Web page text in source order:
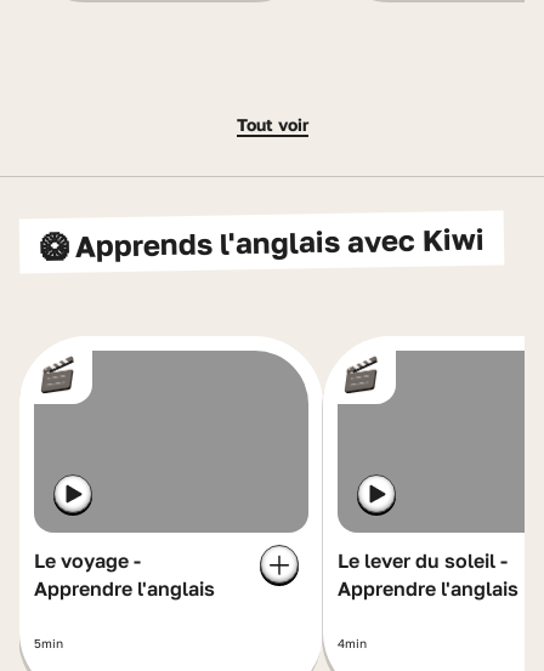
Tout voir
🥝 Apprends l'anglais avec Kiwi
Le voyage -
Apprendre l'anglais
5min
Le lever du soleil -
Apprendre l'anglais
4min